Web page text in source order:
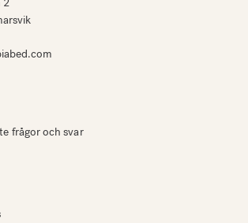
2
frågor och svar